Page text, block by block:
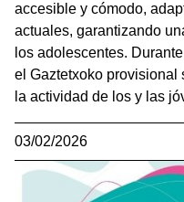
accesible y cómodo,
actuales, garantizando
los adolescentes.
el Gaztetxoko provisional
la actividad de los y las
03/02/2026